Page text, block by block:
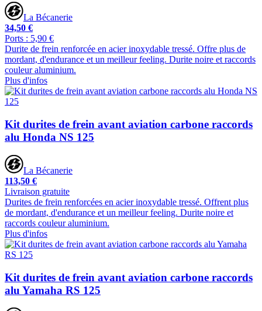
La Bécanerie
34,50 €
Ports : 5,90 €
Durite de frein renforcée en acier inoxydable tressé. Offre plus de
mordant, d'endurance et un meilleur feeling. Durite noire et raccords
couleur aluminium.
Plus d'infos
Kit durites de frein avant aviation carbone raccords
alu Honda NS 125
La Bécanerie
113,50 €
Livraison gratuite
Durites de frein renforcées en acier inoxydable tressé. Offrent plus
de mordant, d'endurance et un meilleur feeling. Durite noire et
raccords couleur aluminium.
Plus d'infos
Kit durites de frein avant aviation carbone raccords
alu Yamaha RS 125